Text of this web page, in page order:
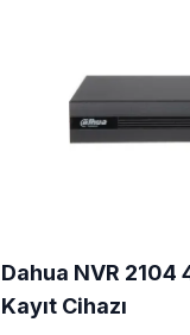
Dahua NVR 2104
Kayıt Cihazı